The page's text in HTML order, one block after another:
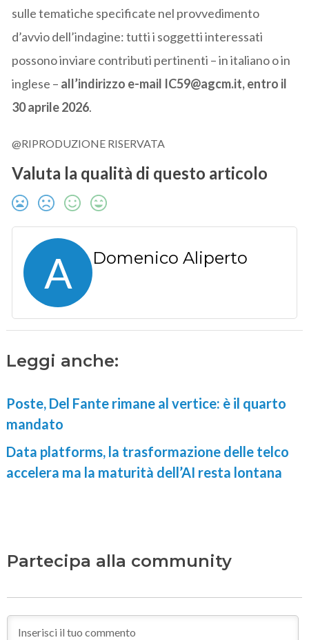
sulle tematiche specificate nel provvedimento
d’avvio dell’indagine: tutti i soggetti interessati
possono inviare contributi pertinenti – in italiano o in
inglese – all’indirizzo e-mail IC59@agcm.it, entro il
30 aprile 2026.
@RIPRODUZIONE RISERVATA
Valuta la qualità di questo articolo
A Domenico Aliperto
Leggi anche:
Poste, Del Fante rimane al vertice: è il quarto
mandato
Data platforms, la trasformazione delle telco
accelera ma la maturità dell’AI resta lontana
Partecipa alla community